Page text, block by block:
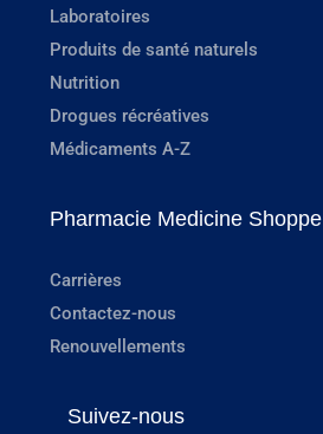
Laboratoires
Produits de santé naturels
Nutrition
Drogues récréatives
Médicaments A-Z
Pharmacie Medicine Shoppe
Carrières
Contactez-nous
Renouvellements
Suivez-nous